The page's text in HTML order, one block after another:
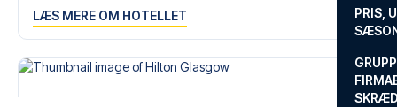
PRIS,
LÆS MERE OM HOTELLET